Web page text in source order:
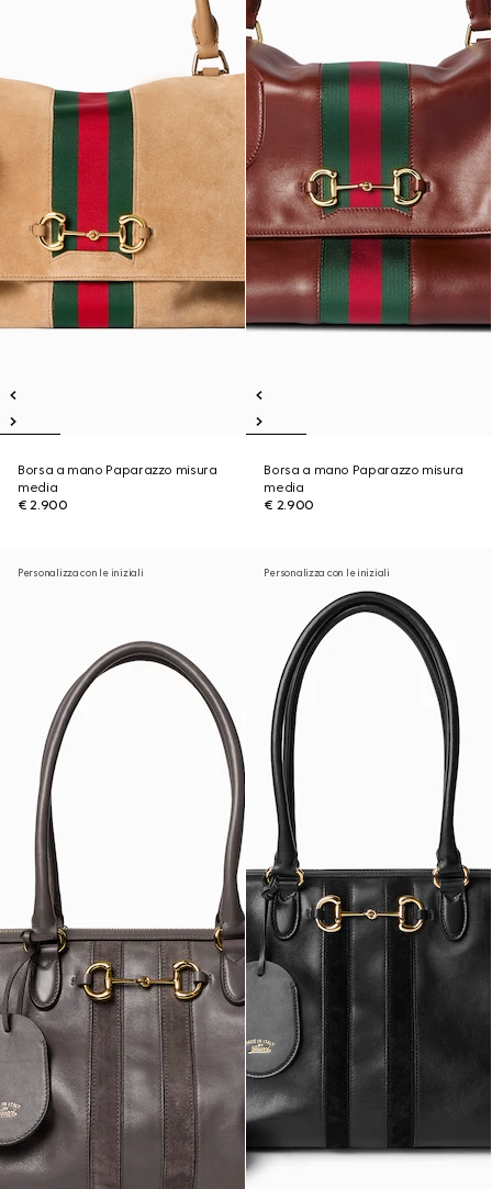
Borsa a mano Paparazzo misura
media
€ 2.900
Borsa a mano Paparazzo misura
media
€ 2.900
Personalizza con le iniziali Personalizza con le iniziali